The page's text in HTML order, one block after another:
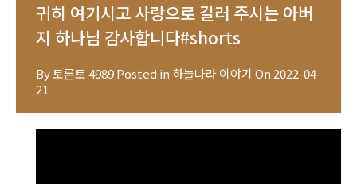
귀히 여기시고 사랑으로 길러 주시는 아버
지 하나님 감사합니다#shorts
By토론토 4989Posted in 하늘나라 이야기 On2022-04-
21